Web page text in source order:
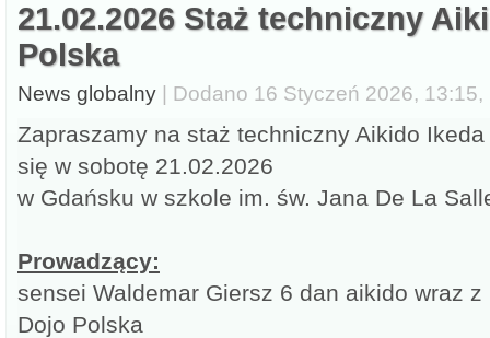
21.02.2026 Staż techniczny
Polska
News globalny | Dodano 16 Styczeń 2026, 13:15,
Zapraszamy na staż techniczny Aikido
się w sobotę 21.02.2026
w Gdańsku w szkole im. św. Jana De La
Prowadzący:
sensei Waldemar Giersz 6 dan aikido wraz
Dojo Polska